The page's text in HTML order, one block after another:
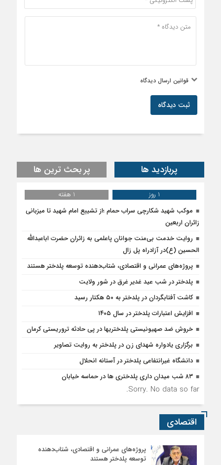
قوانین ارسال دیدگاه
ثبت دیدگاه
پربازدید ها پر بحث ترین ها
1 روز
1 هفته
موکب شهید شکارچی سراب حمام ؛از تشییع امام شهید تا میزبانی
زائران اربعین
روایت خدمت بی‌منت جوانان پاعلمی به زائران حضرت اباعبدالله
الحسین (ع)در آزادراه پل زال
پروژه‌های عمرانی و اقتصادی، شتاب‌دهنده توسعه پلدختر هستند
پلدختر در شب عید غدیر غرق در شور ولایت
کاشت آفتابگردان در پلدختر به ۵۰ هکتار رسید
افزایش اعتبارات پلدختر در سال ۱۴۰۵
خروش ضد صهیونیستی پلدختریها در پی حادثه تروریستی کرمان
برگزاری یادواره شهدای زن در پلدختر به روایت تصاویر
دانشگاه غیرانتفاعی پلدختر در آستانه انحلال
۸۳ شب میدان داری پلدختری ها در حماسه خیابان
Sorry. No data so far.
اقتصادی
پروژه‌های عمرانی و اقتصادی، شتاب‌دهنده
توسعه پلدختر هستند